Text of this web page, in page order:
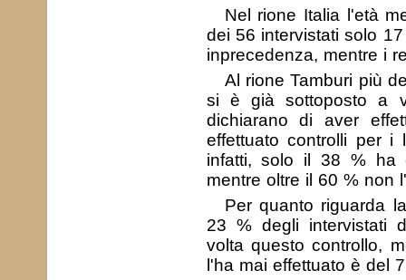
Nel rione Italia l'età
dei 56 intervistati solo
inprecedenza, mentre i
Al rione Tamburi più
si è già sottoposto a
dichiarano di aver
effettuato controlli per i
infatti, solo il 38 % ha
mentre oltre il 60 % non
Per quanto riguarda
23 % degli intervistati
volta questo controllo,
l'ha mai effettuato è del